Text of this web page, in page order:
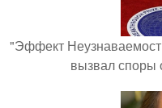
"Эффект
вызвал споры